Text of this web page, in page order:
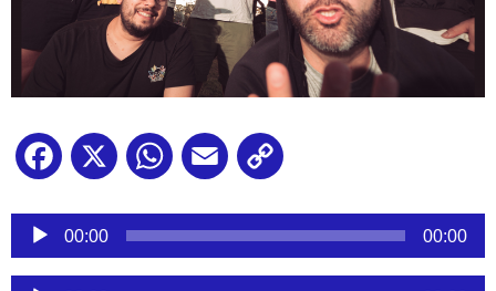
Facebook
X WhatsApp
Email
Reproductor
audio
00:00 00:00